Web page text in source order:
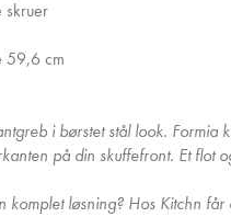
skruer
59,6 cm
i børstet stål look.
på din skuffefront. Et flot
løsning? Hos Kitchn